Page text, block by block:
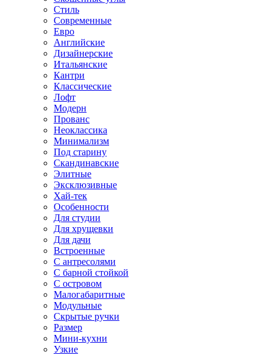
Стиль
Современные
Евро
Английские
Дизайнерские
Итальянские
Кантри
Классические
Лофт
Модерн
Прованс
Неоклассика
Минимализм
Под старину
Скандинавские
Элитные
Эксклюзивные
Хай-тек
Особенности
Для студии
Для хрущевки
Для дачи
Встроенные
С антресолями
С барной стойкой
С островом
Малогабаритные
Модульные
Скрытые ручки
Размер
Мини-кухни
Узкие